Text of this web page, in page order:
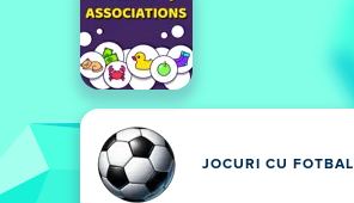
JOCURI CU FOTBAL